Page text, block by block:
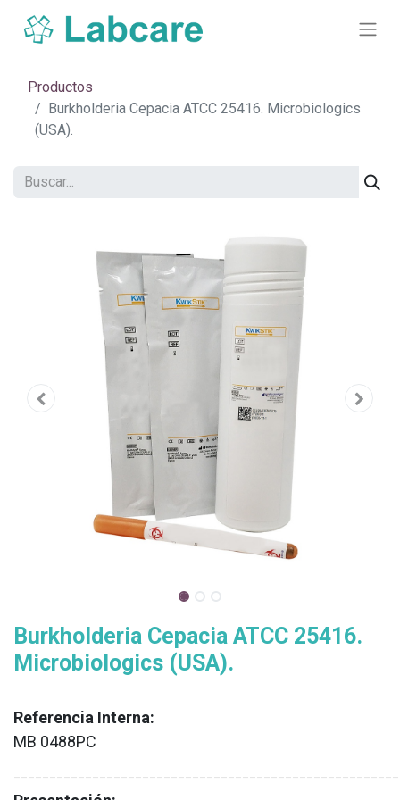
Productos
Burkholderia Cepacia ATCC 25416. Microbiologics
(USA).
Burkholderia Cepacia ATCC 25416.
Microbiologics (USA).
Referencia Interna:
MB 0488PC